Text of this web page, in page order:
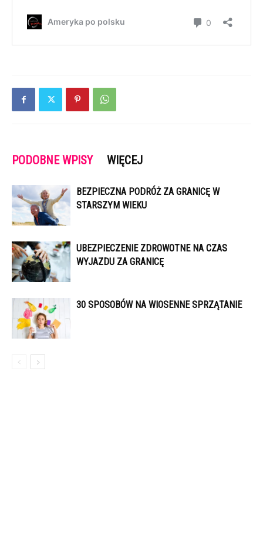
PODOBNE WPISY WIĘCEJ
BEZPIECZNA PODRÓŻ ZA GRANICĘ W
STARSZYM WIEKU
UBEZPIECZENIE ZDROWOTNE NA CZAS
WYJAZDU ZA GRANICĘ
30 SPOSOBÓW NA WIOSENNE SPRZĄTANIE